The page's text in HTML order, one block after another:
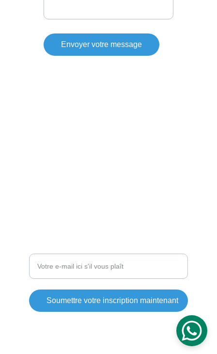
Envoyer votre message
Soumettre votre inscription maintenant